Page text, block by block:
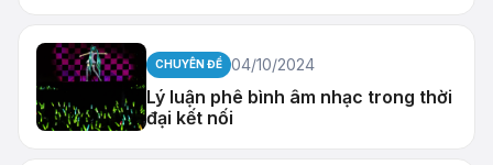
CHUYÊN ĐỀ 04/10/2024
Lý luận phê bình âm nhạc trong thời
đại kết nối